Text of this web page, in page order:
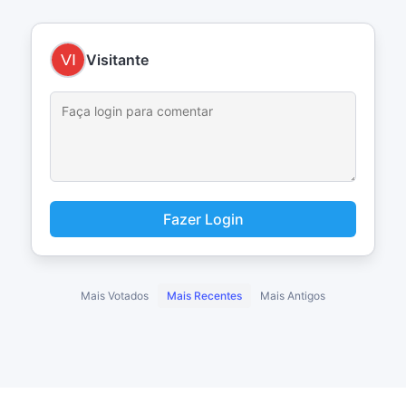
Visitante
Fazer Login
Mais Votados Mais Recentes Mais Antigos